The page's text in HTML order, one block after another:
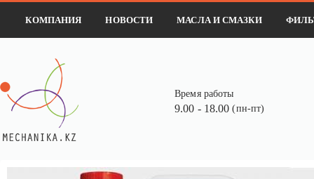
КОМПАНИЯ НОВОСТИ МАСЛА И СМАЗКИ
Время работы
9.00 - 18.00 (пн-пт)